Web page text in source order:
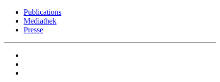
Publications
Mediathek
Presse